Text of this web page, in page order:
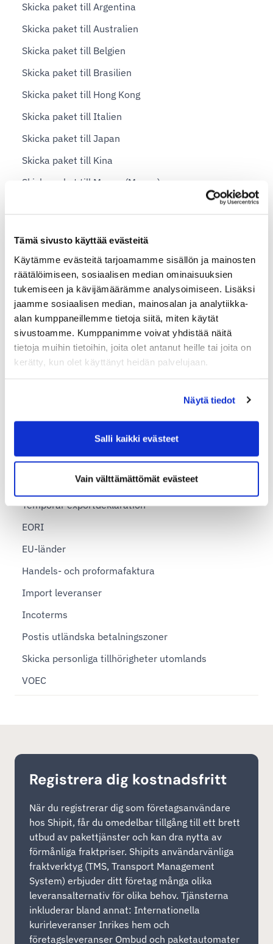
Tämä sivusto käyttää evästeitä
Käytämme evästeitä tarjoamamme sisällön ja mainosten
räätälöimiseen, sosiaalisen median ominaisuuksien
tukemiseen ja kävijämäärämme analysoimiseen. Lisäksi
jaamme sosiaalisen median, mainosalan ja analytiikka-
alan kumppaneillemme tietoja siitä, miten käytät
sivustoamme. Kumppanimme voivat yhdistää näitä
tietoja muihin tietoihin, joita olet antanut heille tai joita on
kerätty, kun olet käyttänyt heidän palvelujaan.
Näytä tiedot
Salli kaikki evästeet
Vain välttämättömät evästeet
Skicka paket till Argentina
Skicka paket till Australien
Skicka paket till Belgien
Skicka paket till Brasilien
Skicka paket till Hong Kong
Skicka paket till Italien
Skicka paket till Japan
Skicka paket till Kina
Skicka paket till Macao (Macau)
Skicka paket till Norge
Skicka paket till Saudiarabien
Skicka paket till Spanien
Skicka paket till Sydkorea
Skicka paket till Storbritannien
Skicka paket till Sverige
Skicka paket till USA
Utrikeshandel och moms
Exportdeklaration
Temporär exportdeklaration
EORI
EU-länder
Handels- och proformafaktura
Import leveranser
Incoterms
Postis utländska betalningszoner
Skicka personliga tillhörigheter utomlands
VOEC
Registrera dig kostnadsfritt
När du registrerar dig som företagsanvändare
hos Shipit, får du omedelbar tillgång till ett brett
utbud av pakettjänster och kan dra nytta av
förmånliga fraktpriser. Shipits användarvänliga
fraktverktyg (TMS, Transport Management
System) erbjuder ditt företag många olika
leveransalternativ för olika behov. Tjänsterna
inkluderar bland annat: Internationella
kurirleveranser Inrikes hem och
företagsleveranser Ombud och paketautomater